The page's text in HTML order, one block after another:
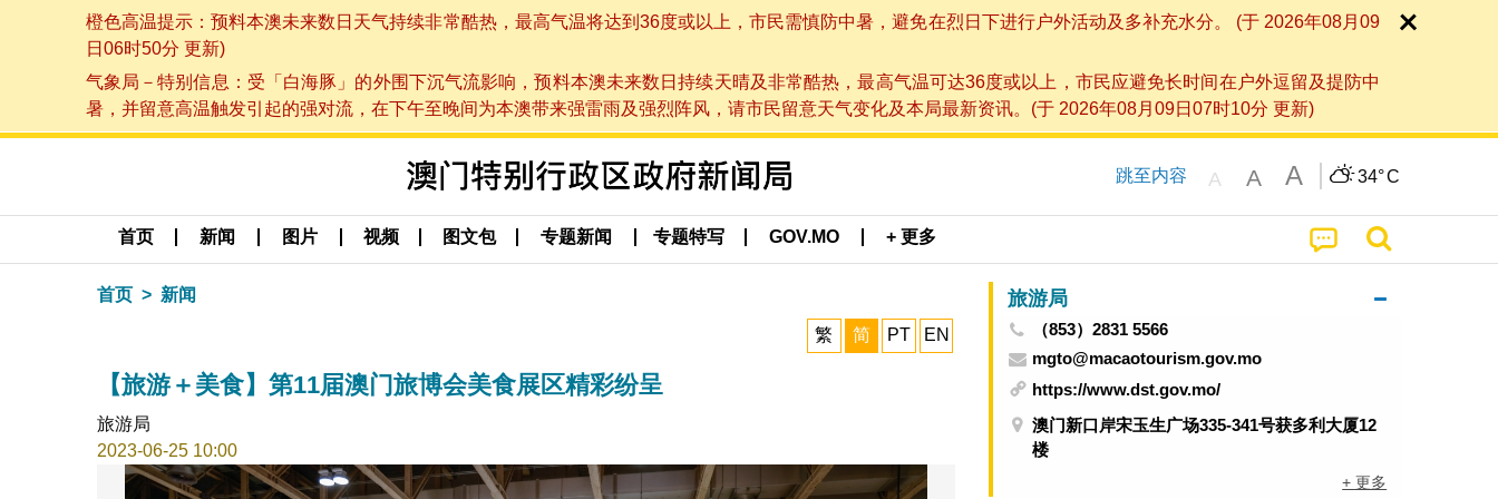
橙色高温提示：预料本澳未来数日天气持续非常酷热，最高气温将达到36度或以上，市民需慎防中暑，避免在烈日下进行户外活动及多补充水分。 (于 2026年08月09
日06时50分 更新)
气象局－特别信息：受「白海豚」的外围下沉气流影响，预料本澳未来数日持续天晴及非常酷热，最高气温可达36度或以上，市民应避免长时间在户外逗留及提防中
暑，并留意高温触发引起的强对流，在下午至晚间为本澳带来强雷雨及强烈阵风，请市民留意天气变化及本局最新资讯。(于 2026年08月09日07时10分 更新)
跳至内容 A A A 34°C
首页 新闻 图片 视频 图文包 专题新闻 专题特写 GOV.MO + 更多
首页 新闻
繁 简 PT EN
【旅游＋美食】第11届澳门旅博会美食展区精彩纷呈
旅游局
2023-06-25 10:00
旅游局
（853）2831 5566
mgto@macaotourism.gov.mo
https://www.dst.gov.mo/
澳门新口岸宋玉生广场335-341号获多利大厦12
楼
+ 更多